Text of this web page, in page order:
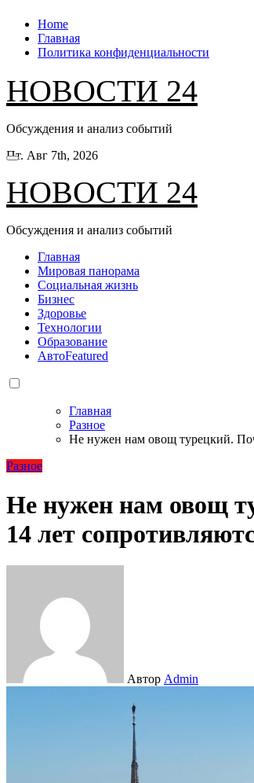
Перейти
содержанию
Home
Главная
Политика конфиденциальности
НОВОСТИ 24
Обсуждения и анализ событий
Пт. Авг 7th, 2026
НОВОСТИ 24
Обсуждения и анализ событий
Главная
Мировая панорама
Социальная жизнь
Бизнес
Здоровье
Технологии
Образование
АвтоFeatured
Главная
Разное
Не нужен нам овощ турецкий.
Разное
Не нужен нам овощ
14 лет
Автор Admin